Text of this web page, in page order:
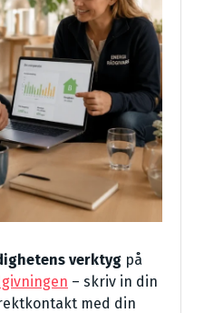
verktyg på
– skriv in din
med din